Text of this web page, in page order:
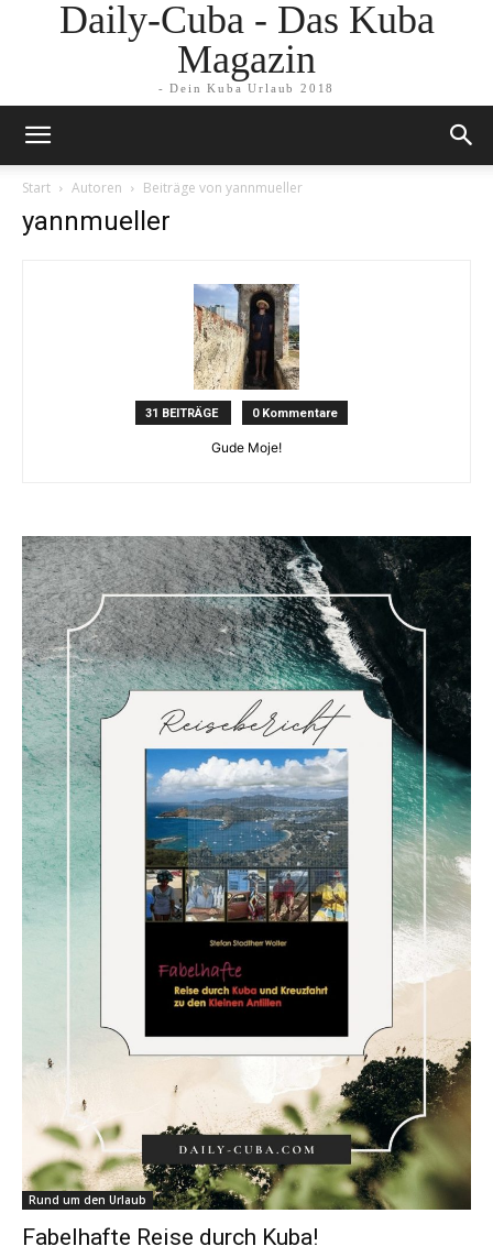
Daily-Cuba - Das Kuba
Magazin
- Dein Kuba Urlaub 2018
Start Autoren Beiträge von yannmueller
yannmueller
31 BEITRÄGE 0 Kommentare
Gude Moje!
Rund um den Urlaub
Fabelhafte Reise durch Kuba!